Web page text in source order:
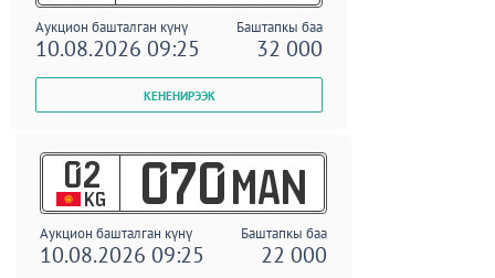
Аукцион башталган күнү Баштапкы баа
10.08.2026 09:25 32 000
02
KG 070 MAN
Аукцион башталган күнү Баштапкы баа
10.08.2026 09:25 22 000